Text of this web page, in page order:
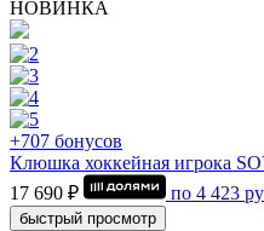
НОВИНКА
+707 бонусов
Клюшка хоккейная игрока
17 690 ₽
по 4 423
быстрый просмотр